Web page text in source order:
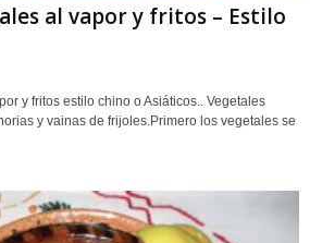
al vapor y fritos – Estilo
y fritos estilo chino o Asiáticos.. Vegetales
y vainas de frijoles.Primero los vegetales se